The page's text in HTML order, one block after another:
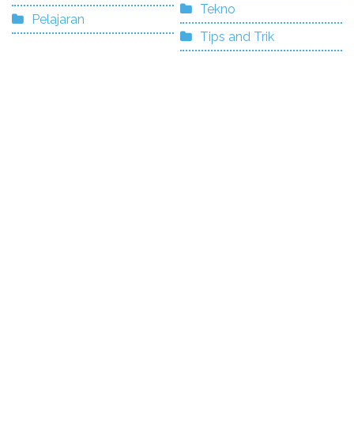
Pelajaran
Tekno
Tips and Trik